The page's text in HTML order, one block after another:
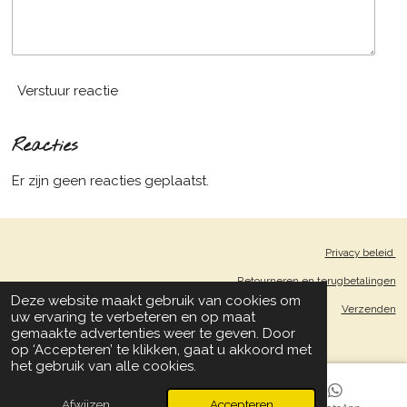
Deze website maakt gebruik van cookies om
uw ervaring te verbeteren en op maat
gemaakte advertenties weer te geven. Door
op ‘Accepteren’ te klikken, gaat u akkoord met
het gebruik van alle cookies.
Verstuur reactie
Reacties
Er zijn geen reacties geplaatst.
Privacy beleid
Retourneren en terugbetalingen
Verzenden
© 2023, Liesbeth Serlie